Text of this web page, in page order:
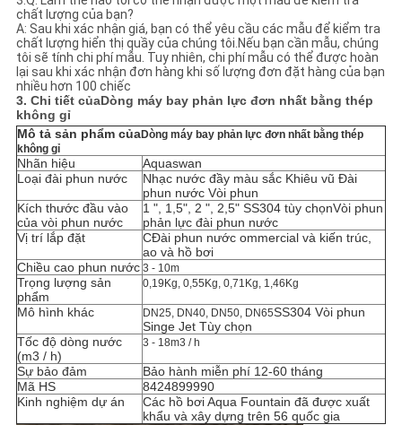
chất lượng của bạn?
A: Sau khi xác nhận giá, bạn có thể yêu cầu các mẫu để kiểm tra
chất lượng hiển thị quầy của chúng tôi.Nếu bạn cần mẫu, chúng
tôi sẽ tính chi phí mẫu. Tuy nhiên, chi phí mẫu có thể được hoàn
lại sau khi xác nhận đơn hàng khi số lượng đơn đặt hàng của bạn
nhiều hơn 100 chiếc
3. Chi tiết củaDòng máy bay phản lực đơn nhất bằng thép
không gỉ
Mô tả sản phẩm củaDòng máy bay phản lực đơn nhất bằng thép
không gỉ
Nhãn hiệu
Aquaswan
Loại đài phun nước
Nhạc nước đầy màu sắc Khiêu vũ Đài
phun nước Vòi phun
Kích thước đầu vào
của vòi phun nước
1 ", 1,5", 2 ", 2,5" SS304 tùy chọnVòi phun
phản lực đài phun nước
Vị trí lắp đặt
CĐài phun nước ommercial và kiến ​​trúc,
ao và hồ bơi
Chiều cao phun nước 3 - 10m
Trọng lượng sản
phẩm
0,19Kg, 0,55Kg, 0,71Kg, 1,46Kg
Mô hình khác DN25, DN40, DN50, DN65SS304 Vòi phun
Singe Jet Tùy chọn
Tốc độ dòng nước
(m3 / h)
3 - 18m3 / h
Sự bảo đảm
Bảo hành miễn phí 12-60 tháng
Mã HS
8424899990
Kinh nghiệm dự án
Các hồ bơi Aqua Fountain đã được xuất
khẩu và xây dựng trên 56 quốc gia